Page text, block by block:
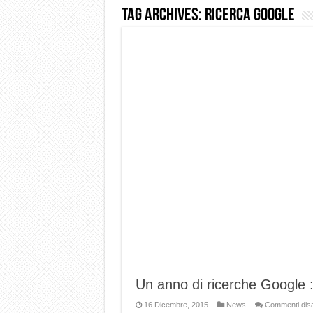
Dashcam 70mai A810 Lite:
Tag Archives: ricerca google
Un anno di ricerche Google
16 Dicembre, 2015 News Commenti